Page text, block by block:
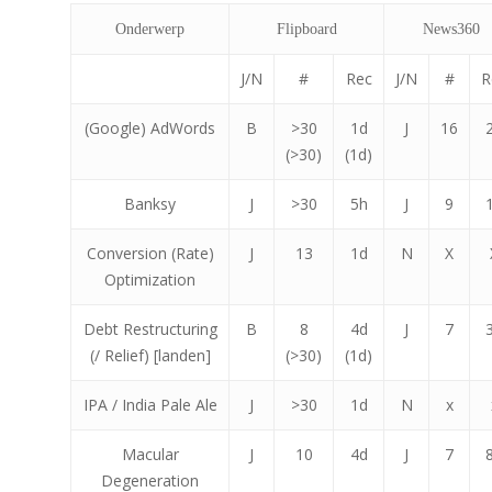
Onderwerp Flipboard News360
J/N # Rec J/N #
(Google) AdWords B
>30
(>30)
1d
(1d)
J 16
Banksy J >30 5h J 9
Conversion (Rate)
Optimization
J 13 1d N X
Debt Restructuring
(/ Relief) [landen]
B
8
(>30)
4d
(1d)
J 7
IPA / India Pale Ale J >30 1d N x
Macular
Degeneration
J 10 4d J 7